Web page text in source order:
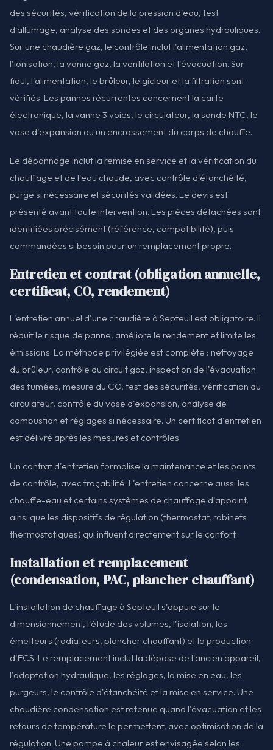
des sécurités, vérification de la pression d'eau, test
d'allumage, analyse des sondes et des organes hydrauliques.
Sur une chaudière gaz, le contrôle inclut l'alimentation gaz,
l'ionisation, la vanne gaz, la ventilation et l'évacuation. Sur
fioul, l'alimentation, le brûleur, le gicleur et la filtration sont
vérifiés. Les pannes récurrentes concernent la carte
électronique, la vanne 3 voies, le circulateur, la sonde NTC, le
vase d'expansion ou un encrassement du corps de chauffe.
Le dépannage inclut la remise en service et la vérification du
chauffage et de l'eau chaude, avec contrôle d'étanchéité,
purge si nécessaire et sécurités validées. Le devis est
présenté avant toute intervention. Les pièces détachées sont
identifiées précisément (référence, compatibilité), puis
commandées si besoin pour un remplacement propre.
Entretien et contrat (obligation annuelle,
certificat, CO, rendement)
L'entretien annuel d'une chaudière à Septeuil est obligatoire. Il
réduit le risque de panne, améliore le rendement et limite les
émissions. La méthode privilégiée est complète : nettoyage
du brûleur, contrôle du circuit gaz, inspection de l'évacuation
des fumées, mesure du CO, test des sécurités, vérification du
circulateur, contrôle du vase d'expansion, analyse de
combustion et réglages si nécessaire. Un certificat d'entretien
est délivré après les mesures et contrôles.
Un contrat d'entretien formalise la maintenance et les points
de contrôle, avec traçabilité. L'entretien concerne aussi les
chauffe-eau et certains systèmes de chauffage d'appoint,
ainsi que les dispositifs de régulation (thermostat, robinets
thermostatiques) qui influent directement sur le confort.
Installation et remplacement
(condensation, PAC, plancher chauffant)
L'installation de chauffage à Septeuil s'appuie sur le
dimensionnement, l'étude des volumes, l'isolation, les
émetteurs (radiateurs, plancher chauffant) et la production
d'ECS. Le remplacement inclut la dépose de l'ancien appareil,
l'adaptation hydraulique, les réglages, la mise en eau, les
purgeurs, le contrôle d'étanchéité et la mise en service. Une
chaudière condensation est retenue quand l'évacuation et les
retours de température le permettent, avec optimisation de la
régulation. Une pompe à chaleur est envisagée selon les